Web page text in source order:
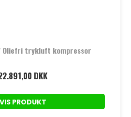
Oliefri trykluft kompressor
DKK
VIS PRODUKT